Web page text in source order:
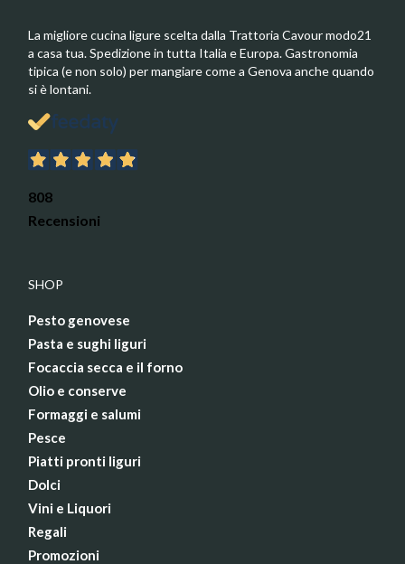
La migliore cucina ligure scelta dalla Trattoria Cavour modo21
a casa tua. Spedizione in tutta Italia e Europa. Gastronomia
tipica (e non solo) per mangiare come a Genova anche quando
si è lontani.
808
Recensioni
SHOP
Pesto genovese
Pasta e sughi liguri
Focaccia secca e il forno
Olio e conserve
Formaggi e salumi
Pesce
Piatti pronti liguri
Dolci
Vini e Liquori
Regali
Promozioni